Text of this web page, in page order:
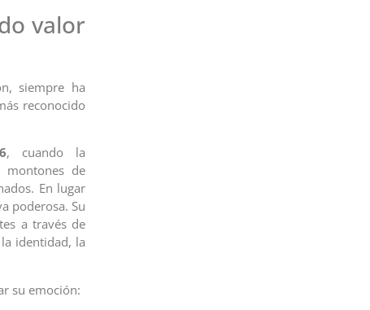
valor
siempre ha
reconocido
, cuando la
de
En lugar
poderosa. Su
a través de
identidad, la
su emoción: